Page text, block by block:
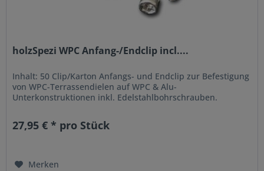
holzSpezi WPC Anfang-/Endclip incl....
Inhalt: 50 Clip/Karton Anfangs- und Endclip zur Befestigung
von WPC-Terrassendielen auf WPC & Alu-
Unterkonstruktionen inkl. Edelstahlbohrschrauben.
27,95 € * pro Stück
Merken